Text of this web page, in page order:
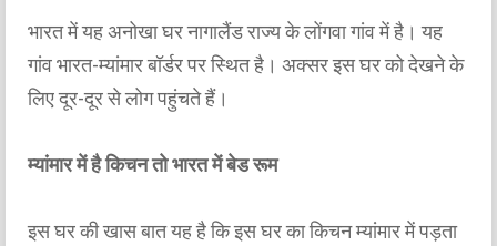
भारत में यह अनोखा घर नागालैंड राज्य के लोंगवा गांव में है। यह
गांव भारत-म्यांमार बॉर्डर पर स्थित है। अक्सर इस घर को देखने के
लिए दूर-दूर से लोग पहुंचते हैं।
म्यांमार में है किचन तो भारत में बेड रूम
इस घर की खास बात यह है कि इस घर का किचन म्यांमार में पड़ता